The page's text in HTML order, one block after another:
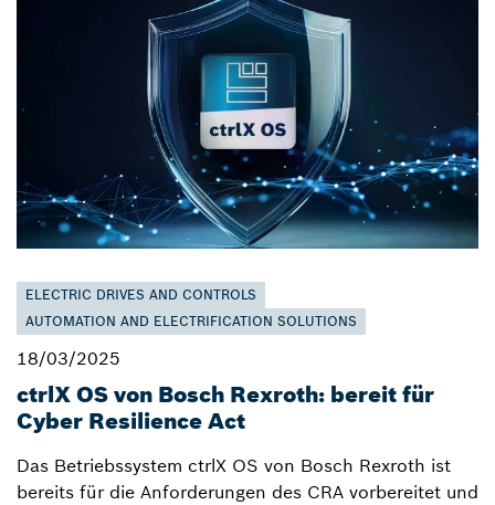
ELECTRIC DRIVES AND CONTROLS
AUTOMATION AND ELECTRIFICATION SOLUTIONS
18/03/2025
ctrlX OS von Bosch Rexroth: bereit für
Cyber Resilience Act
Das Betriebssystem ctrlX OS von Bosch Rexroth ist
bereits für die Anforderungen des CRA vorbereitet und